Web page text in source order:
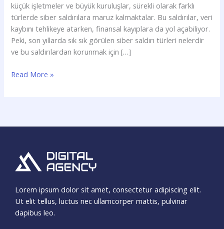
küçük işletmeler ve büyük kuruluşlar, sürekli olarak farklı
türlerde siber saldırılara maruz kalmaktalar. Bu saldırılar, veri
kaybını tehlikeye atarken, finansal kayıplara da yol açabiliyor.
Peki, son yıllarda sık sık görülen siber saldırı türleri nelerdir
ve bu saldırılardan korunmak için […]
Read More »
Lorem ipsum dolor sit amet, consectetur adipiscing elit.
Ut elit tellus, luctus nec ullamcorper mattis, pulvinar
dapibus leo.